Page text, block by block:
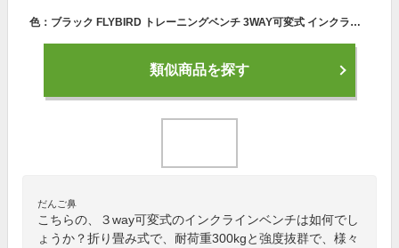
色：ブラック FLYBIRD トレーニングベンチ 3WAY可変式 インクラインベンチ 折り畳み 耐荷重300KG デクラインベンチ フラットベンチ 角度調節簡単 収納便利 腰保護設計 アジャスタブル ベンチプ
類似商品を探す
だんご鼻
こちらの、３way可変式のインクラインベンチは如何でし
ょうか？折り畳み式で、耐荷重300kgと強度抜群で、様々